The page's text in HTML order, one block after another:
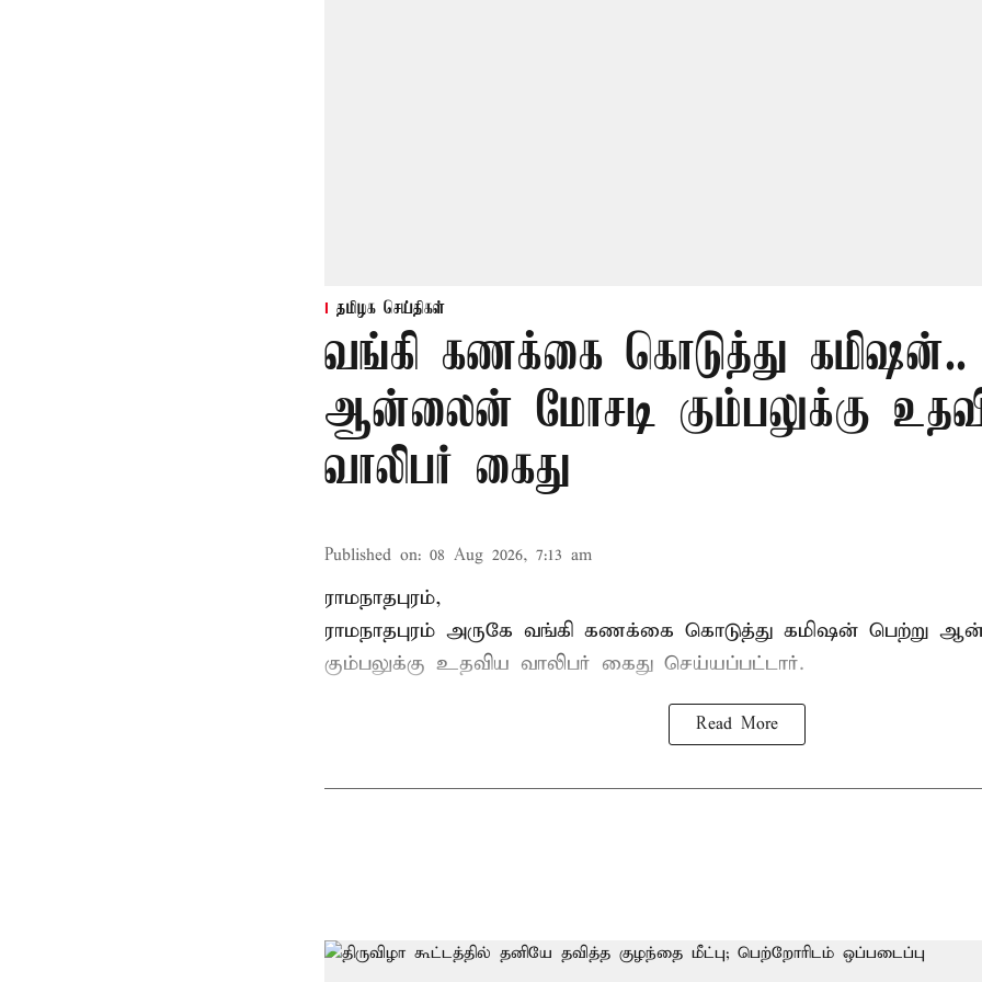
தமிழக செய்திகள்
வங்கி கணக்கை கொடுத்து கமிஷன்..
ஆன்லைன் மோசடி கும்பலுக்கு
வாலிபர் கைது
Published on: 08 Aug 2026, 7:13 am
ராமநாதபுரம்,
ராமநாதபுரம் அருகே வங்கி கணக்கை கொடுத்து கமிஷன் பெற்று
கும்பலுக்கு உதவிய வாலிபர் கைது செய்யப்பட்டார்.
Read More